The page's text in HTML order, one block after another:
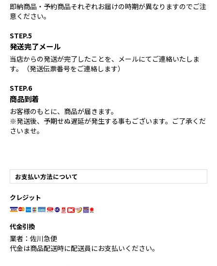
即納商品・予約商品それぞれお届けの時期が異なりますのでご注
意ください。
STEP.5
発送完了メール
当店からの発送が完了したことを、メールにてご連絡いたしま
す。（発送伝票番号をご連絡します）
STEP.6
商品到着
お客様のもとに、商品が届きます。
※発送後、予期せぬ遅延が発生する事もございます。ご了承くだ
さいませ。
お支払い方法について
クレジット
代金引換
業者：佐川急便
代金は商品配送時に配送員にお支払いください。